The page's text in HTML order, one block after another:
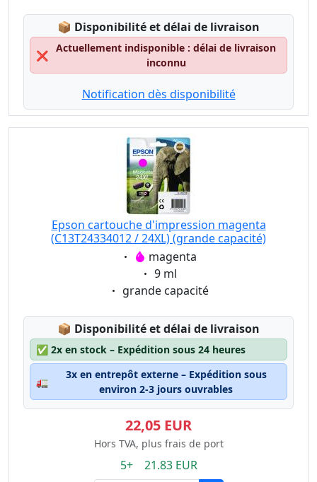
📦 Lagerstatus:
Disponibilité et délai de livraison
❌
Actuellement indisponible : délai de livraison
inconnu
Notification dès disponibilité
Epson cartouche d'impression magenta
(C13T24334012 / 24XL) (grande capacité)
Eigenschaft:
magenta
Eigenschaft:
9 ml
Eigenschaft:
grande capacité
📦 Lagerstatus:
Disponibilité et délai de livraison
✅ 2x en stock – Expédition sous 24 heures
🚛
3x en entrepôt externe – Expédition sous
environ 2-3 jours ouvrables
22,05 EUR
Hors TVA, plus frais de port
5+ 21.83 EUR